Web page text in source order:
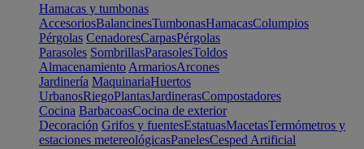
Hamacas y tumbonas
AccesoriosBalancinesTumbonasHamacasColumpios
Pérgolas CenadoresCarpasPérgolas
Parasoles SombrillasParasolesToldos
Almacenamiento ArmariosArcones
Jardinería MaquinariaHuertos
UrbanosRiegoPlantasJardinerasCompostadores
Cocina BarbacoasCocina de exterior
Decoración Grifos y fuentesEstatuasMacetasTermómetros y
estaciones metereológicasPanelesCesped Artificial